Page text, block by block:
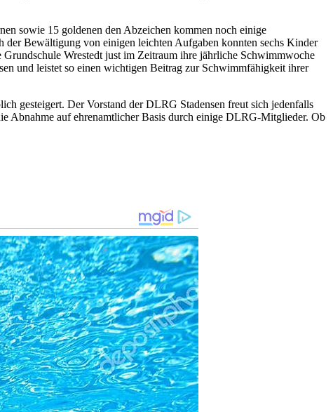
sowie 15 goldenen den Abzeichen kommen noch einige
Bewältigung von einigen leichten Aufgaben konnten sechs Kinder
Wrestedt just im Zeitraum ihre jährliche Schwimmwoche
und leistet so einen wichtigen Beitrag zur Schwimmfähigkeit ihrer
gesteigert. Der Vorstand der DLRG Stadensen freut sich jedenfalls
Abnahme auf ehrenamtlicher Basis durch einige DLRG-Mitglieder. Ob